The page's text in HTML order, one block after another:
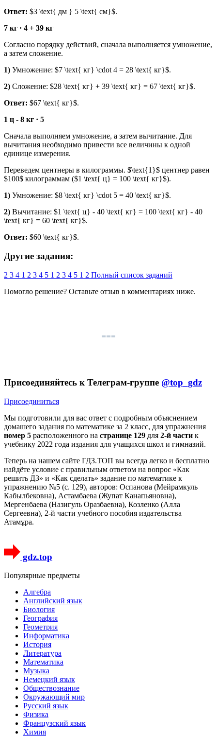
Ответ: $3 \text{ дм } 5 \text{ см}$.
7 кг · 4 + 39 кг
Согласно порядку действий, сначала выполняется умножение,
а затем сложение.
1) Умножение: $7 \text{ кг} \cdot 4 = 28 \text{ кг}$.
2) Сложение: $28 \text{ кг} + 39 \text{ кг} = 67 \text{ кг}$.
Ответ: $67 \text{ кг}$.
1 ц - 8 кг · 5
Сначала выполняем умножение, а затем вычитание. Для
вычитания необходимо привести все величины к одной
единице измерения.
Переведем центнеры в килограммы. $\text{1}$ центнер равен
$100$ килограммам ($1 \text{ ц} = 100 \text{ кг}$).
1) Умножение: $8 \text{ кг} \cdot 5 = 40 \text{ кг}$.
2) Вычитание: $1 \text{ ц} - 40 \text{ кг} = 100 \text{ кг} - 40
\text{ кг} = 60 \text{ кг}$.
Ответ: $60 \text{ кг}$.
Другие задания:
2 3 4 1 2 3 4 5 1 2 3 4 5 1 2 Полный список заданий
Помогло решение? Оставьте отзыв в комментариях ниже.
Присоединяйтесь к Телеграм-группе @top_gdz
Присоединиться
Мы подготовили для вас ответ c подробным объяснением
домашего задания по математике за 2 класс, для упражнения
номер 5 расположенного на странице 129 для 2-й части к
учебнику 2022 года издания для учащихся школ и гимназий.
Теперь на нашем сайте ГДЗ.ТОП вы всегда легко и бесплатно
найдёте условие с правильным ответом на вопрос «Как
решить ДЗ» и «Как сделать» задание по математике к
упражнению №5 (с. 129), авторов: Оспанова (Мейрамкуль
Кабылбековна), Астамбаева (Жупат Канапьяновна),
Мергенбаева (Назигуль Оразбаевна), Козленко (Алла
Сергеевна), 2-й части учебного пособия издательства
Атамұра.
gdz.top
Популярные предметы
Алгебра
Английский язык
Биология
География
Геометрия
Информатика
История
Литература
Математика
Музыка
Немецкий язык
Обществознание
Окружающий мир
Русский язык
Физика
Французский язык
Химия